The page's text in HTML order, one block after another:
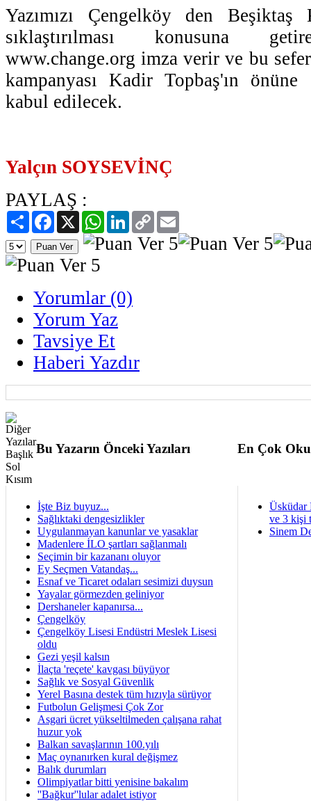
Yazımızı Çengelköy den Beşiktaş
sıklaştırılması konusuna
www.change.org imza verir ve bu
kampanyası Kadir Topbaş'ın
kabul edilecek.
Yalçın SOYSEVİNÇ
PAYLAŞ :
PaylaşFacebook
X WhatsAppLinkedIn
Copy
Link
Yorumlar (0)
Yorum Yaz
Tavsiye Et
Haberi Yazdır
Bu Yazarın Önceki Yazıları En Çok
İşte Biz buyuz...
Sağlıktaki dengesizlikler
Uygulanmayan kanunlar ve yasaklar
Madenlere İLO şartları sağlanmalı
Seçimin bir kazananı oluyor
Ey Seçmen Vatandaş...
Esnaf ve Ticaret odaları sesimizi duysun
Yayalar görmezden geliniyor
Dershaneler kapanırsa...
Çengelköy
Çengelköy Lisesi Endüstri Meslek Lisesi
oldu
Gezi yeşil kalsın
İlaçta 'reçete' kavgası büyüyor
Sağlık ve Sosyal Güvenlik
Yerel Basına destek tüm hızıyla sürüyor
Futbolun Gelişmesi Çok Zor
Asgari ücret yükseltilmeden çalışana rahat
huzur yok
Balkan savaşlarının 100.yılı
Maç oynanırken kural değişmez
Balık durumları
Olimpiyatlar bitti yenisine bakalım
''Bağkur''lular adalet istiyor
Üsküdar
ve 3 kişi
Sinem